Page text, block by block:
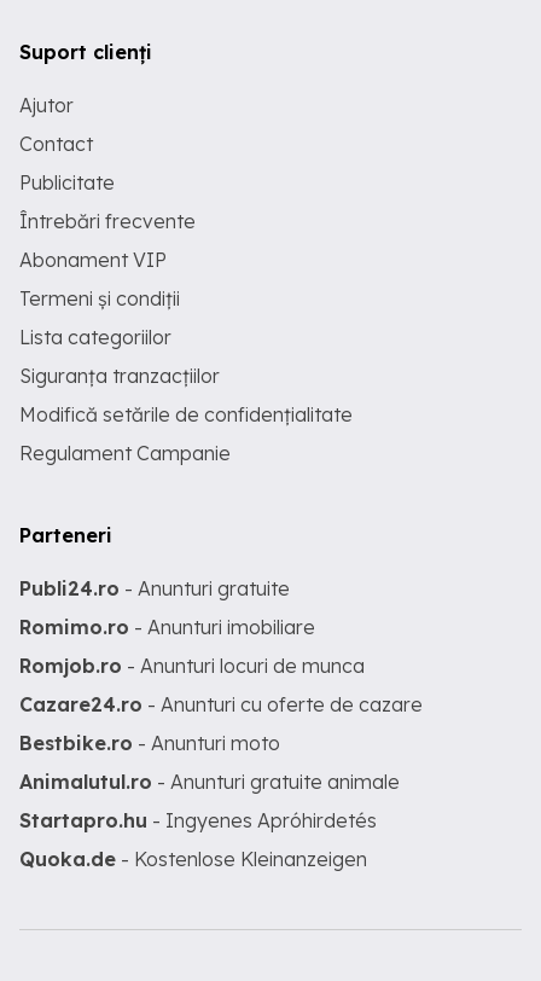
Suport clienți
Ajutor
Contact
Publicitate
Întrebări frecvente
Abonament VIP
Termeni și condiții
Lista categoriilor
Siguranța tranzacțiilor
Modifică setările de confidențialitate
Regulament Campanie
Parteneri
Publi24.ro - Anunturi gratuite
Romimo.ro - Anunturi imobiliare
Romjob.ro - Anunturi locuri de munca
Cazare24.ro - Anunturi cu oferte de cazare
Bestbike.ro - Anunturi moto
Animalutul.ro - Anunturi gratuite animale
Startapro.hu - Ingyenes Apróhirdetés
Quoka.de - Kostenlose Kleinanzeigen